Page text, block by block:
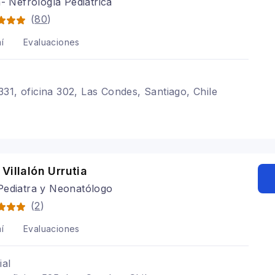
(80)
Evaluaciones
oficina 302, Las Condes, Santiago, Chile
Villalón Urrutia
y Neonatólogo
(2)
Evaluaciones